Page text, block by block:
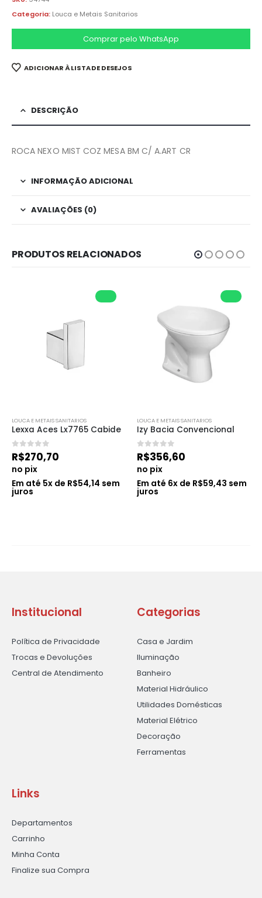
Categoria: Louca e Metais Sanitarios
Comprar pelo WhatsApp
ADICIONAR À LISTA DE DESEJOS
DESCRIÇÃO
ROCA NEXO MIST COZ MESA BM C/ A.ART CR
INFORMAÇÃO ADICIONAL
AVALIAÇÕES (0)
PRODUTOS RELACIONADOS
LOUCA E METAIS SANITARIOS
Lexxa Aces Lx7765 Cabide
0de 5
R$270,70
no pix
Em até 5x de R$54,14 sem
juros
LOUCA E METAIS SANITARIOS
Izy Bacia Convencional
0de 5
R$356,60
no pix
Em até 6x de R$59,43 sem
juros
Institucional
Política de Privacidade
Trocas e Devoluções
Central de Atendimento
Categorias
Casa e Jardim
Iluminação
Banheiro
Material Hidráulico
Utilidades Domésticas
Material Elétrico
Decoração
Ferramentas
Links
Departamentos
Carrinho
Minha Conta
Finalize sua Compra